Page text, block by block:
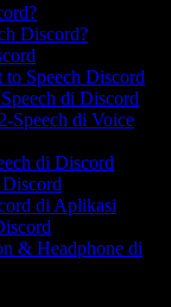
Discord?
Speech Discord
di Discord
Speech di Voice
di Discord
di Aplikasi
& Headphone di